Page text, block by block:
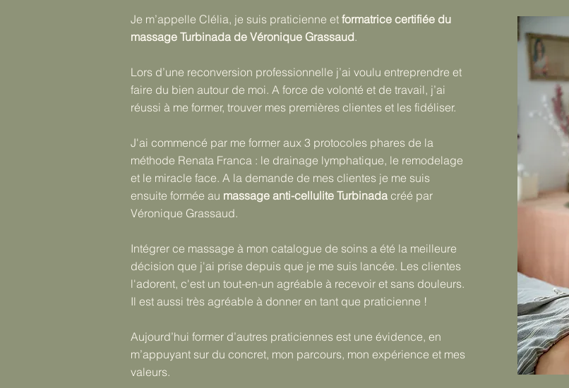
Je m’appelle Clélia, je suis praticienne et formatrice certifiée du
massage Turbinada de Véronique Grassaud.
Lors d’une reconversion professionnelle j’ai voulu entreprendre et
faire du bien autour de moi. A force de volonté et de travail, j’ai
réussi à me former, trouver mes premières clientes et les fidéliser.
J'ai commencé par me former aux 3 protocoles phares de la
méthode Renata Franca : le drainage lymphatique, le remodelage
et le miracle face. A la demande de mes clientes je me suis
ensuite formée au massage anti-cellulite Turbinada créé par
Véronique Grassaud.
Intégrer ce massage à mon catalogue de soins a été la meilleure
décision que j'ai prise depuis que je me suis lancée. Les clientes
l'adorent, c'est un tout-en-un agréable à recevoir et sans douleurs.
Il est aussi très agréable à donner en tant que praticienne !
Aujourd’hui former d’autres praticiennes est une évidence, en
m’appuyant sur du concret, mon parcours, mon expérience et mes
valeurs.